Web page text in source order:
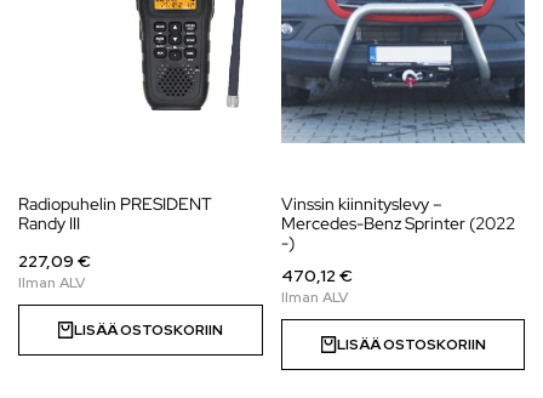
Radiopuhelin PRESIDENT
Randy III
227,09 €
LISÄÄ OSTOSKORIIN
Vinssin kiinnityslevy –
Mercedes-Benz Sprinter (2022
-)
470,12 €
LISÄÄ OSTOSKORIIN